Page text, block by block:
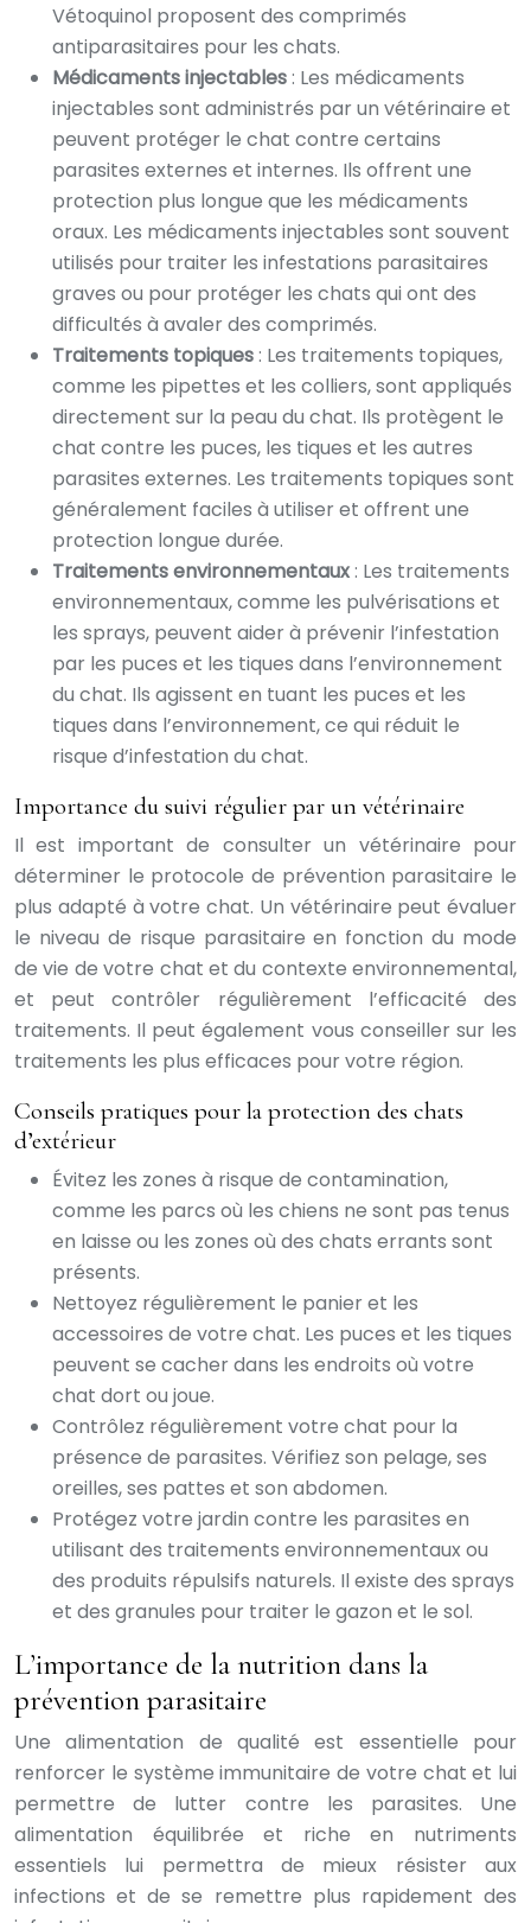
Vétoquinol proposent des comprimés
antiparasitaires pour les chats.
Médicaments injectables: Les médicaments
injectables sont administrés par un vétérinaire et
peuvent protéger le chat contre certains
parasites externes et internes. Ils offrent une
protection plus longue que les médicaments
oraux. Les médicaments injectables sont souvent
utilisés pour traiter les infestations parasitaires
graves ou pour protéger les chats qui ont des
difficultés à avaler des comprimés.
Traitements topiques: Les traitements topiques,
comme les pipettes et les colliers, sont appliqués
directement sur la peau du chat. Ils protègent le
chat contre les puces, les tiques et les autres
parasites externes. Les traitements topiques sont
généralement faciles à utiliser et offrent une
protection longue durée.
Traitements environnementaux: Les traitements
environnementaux, comme les pulvérisations et
les sprays, peuvent aider à prévenir l’infestation
par les puces et les tiques dans l’environnement
du chat. Ils agissent en tuant les puces et les
tiques dans l’environnement, ce qui réduit le
risque d’infestation du chat.
Importance du suivi régulier par un vétérinaire
Il est important de consulter un vétérinaire pour
déterminer le protocole de prévention parasitaire le
plus adapté à votre chat. Un vétérinaire peut évaluer
le niveau de risque parasitaire en fonction du mode
de vie de votre chat et du contexte environnemental,
et peut contrôler régulièrement l’efficacité des
traitements. Il peut également vous conseiller sur les
traitements les plus efficaces pour votre région.
Conseils pratiques pour la protection des chats
d’extérieur
Évitez les zones à risque de contamination,
comme les parcs où les chiens ne sont pas tenus
en laisse ou les zones où des chats errants sont
présents.
Nettoyez régulièrement le panier et les
accessoires de votre chat. Les puces et les tiques
peuvent se cacher dans les endroits où votre
chat dort ou joue.
Contrôlez régulièrement votre chat pour la
présence de parasites. Vérifiez son pelage, ses
oreilles, ses pattes et son abdomen.
Protégez votre jardin contre les parasites en
utilisant des traitements environnementaux ou
des produits répulsifs naturels. Il existe des sprays
et des granules pour traiter le gazon et le sol.
L’importance de la nutrition dans la
prévention parasitaire
Une alimentation de qualité est essentielle pour
renforcer le système immunitaire de votre chat et lui
permettre de lutter contre les parasites. Une
alimentation équilibrée et riche en nutriments
essentiels lui permettra de mieux résister aux
infections et de se remettre plus rapidement des